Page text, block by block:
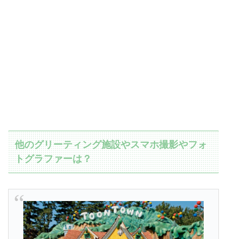
他のグリーティング施設やスマホ撮影やフォ
トグラファーは？